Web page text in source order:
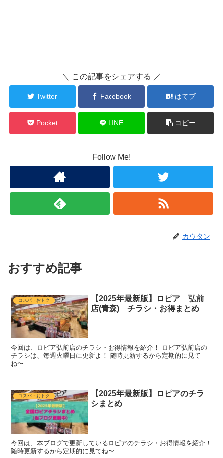
＼ この記事をシェアする ／
Twitter Facebook はてブ
Pocket LINE コピー
Follow Me!
カウタン
おすすめ記事
コスパ・おトク
【2025年最新版】ロピア 弘前
店(青森) チラシ・お得まとめ
今回は、ロピア弘前店のチラシ・お得情報を紹介！ ロピア弘前店の
チラシは、毎週火曜日に更新よ！ 随時更新するから定期的に見て
ね〜
コスパ・おトク
【2025年最新版】ロピアのチラ
シまとめ
今回は、本ブログで更新しているロピアのチラシ・お得情報を紹介！
随時更新するから定期的に見てね〜